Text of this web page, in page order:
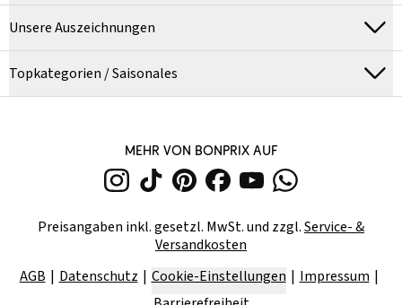
Unsere Auszeichnungen
Topkategorien / Saisonales
MEHR VON BONPRIX AUF
Preisangaben inkl. gesetzl. MwSt. und zzgl.Service- &
Versandkosten
AGB
Datenschutz Cookie-Einstellungen
Impressum